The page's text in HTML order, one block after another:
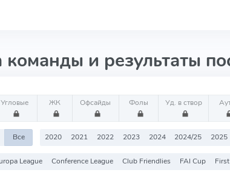
команды и результаты
Угловые ЖК Офсайды Фолы Уд. в створ
Все 2020 2021 2022 2023 2024 2024/25 2025
League Conference League Club Friendlies FAI Cup